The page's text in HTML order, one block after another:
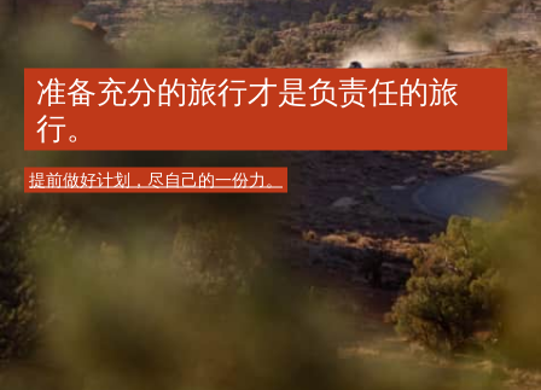
准备充分的旅行才是负责任的旅
行。
提前做好计划，尽自己的一份力。